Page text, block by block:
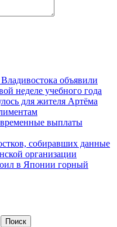
объявили
неделе учебного года
для жителя Артёма
выплаты
собиравших данные
организации
в Японии горный